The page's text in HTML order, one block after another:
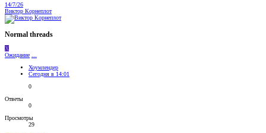
14/7/26
Виктор Корнеплот
Normal threads
Х
Ожидание ...
Хоумлeндер
Сегодня в 14:01
0
Ответы
0
Просмотры
29